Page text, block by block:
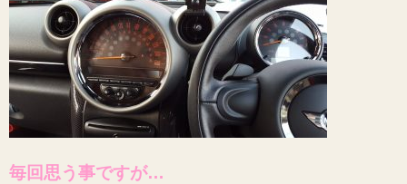
毎回思う事ですが…